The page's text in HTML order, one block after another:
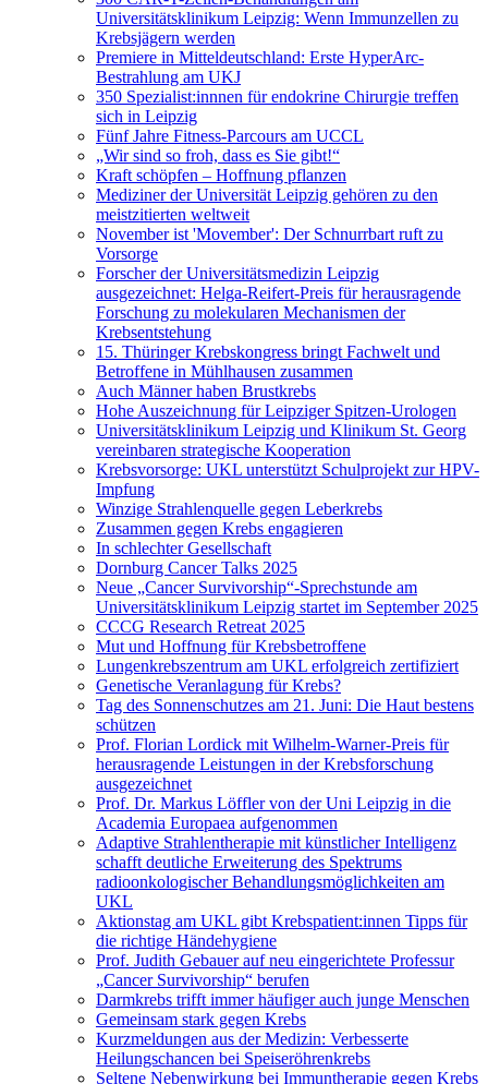
Universitätsklinikum Leipzig: Wenn Immunzellen zu
Krebsjägern werden
Premiere in Mitteldeutschland: Erste HyperArc-
Bestrahlung am UKJ
350 Spezialist:innnen für endokrine Chirurgie treffen
sich in Leipzig
Fünf Jahre Fitness-Parcours am UCCL
„Wir sind so froh, dass es Sie gibt!“
Kraft schöpfen – Hoffnung pflanzen
Mediziner der Universität Leipzig gehören zu den
meistzitierten weltweit
November ist 'Movember': Der Schnurrbart ruft zu
Vorsorge
Forscher der Universitätsmedizin Leipzig
ausgezeichnet: Helga-Reifert-Preis für herausragende
Forschung zu molekularen Mechanismen der
Krebsentstehung
15. Thüringer Krebskongress bringt Fachwelt und
Betroffene in Mühlhausen zusammen
Auch Männer haben Brustkrebs
Hohe Auszeichnung für Leipziger Spitzen-Urologen
Universitätsklinikum Leipzig und Klinikum St. Georg
vereinbaren strategische Kooperation
Krebsvorsorge: UKL unterstützt Schulprojekt zur HPV-
Impfung
Winzige Strahlenquelle gegen Leberkrebs
Zusammen gegen Krebs engagieren
In schlechter Gesellschaft
Dornburg Cancer Talks 2025
Neue „Cancer Survivorship“-Sprechstunde am
Universitätsklinikum Leipzig startet im September 2025
CCCG Research Retreat 2025
Mut und Hoffnung für Krebsbetroffene
Lungenkrebszentrum am UKL erfolgreich zertifiziert
Genetische Veranlagung für Krebs?
Tag des Sonnenschutzes am 21. Juni: Die Haut bestens
schützen
Prof. Florian Lordick mit Wilhelm-Warner-Preis für
herausragende Leistungen in der Krebsforschung
ausgezeichnet
Prof. Dr. Markus Löffler von der Uni Leipzig in die
Academia Europaea aufgenommen
Adaptive Strahlentherapie mit künstlicher Intelligenz
schafft deutliche Erweiterung des Spektrums
radioonkologischer Behandlungsmöglichkeiten am
UKL
Aktionstag am UKL gibt Krebspatient:innen Tipps für
die richtige Händehygiene
Prof. Judith Gebauer auf neu eingerichtete Professur
„Cancer Survivorship“ berufen
Darmkrebs trifft immer häufiger auch junge Menschen
Gemeinsam stark gegen Krebs
Kurzmeldungen aus der Medizin: Verbesserte
Heilungschancen bei Speiseröhrenkrebs
Seltene Nebenwirkung bei Immuntherapie gegen Krebs